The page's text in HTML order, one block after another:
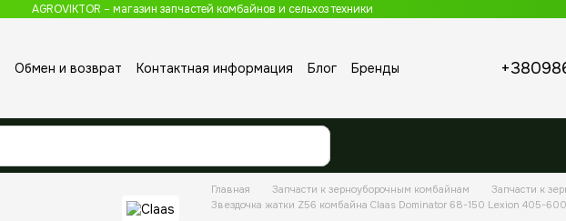
AGROVIKTOR – магазин запчастей комбайнов и сельхоз техники
Обмен и возврат Контактная информация Блог
Бренды
Главная Запчасти к зерноуборочным комбайнам
Запчасти к
Звездочка жатки Z56 комбайна Claas Dominator 68-150 Lexion 405-600